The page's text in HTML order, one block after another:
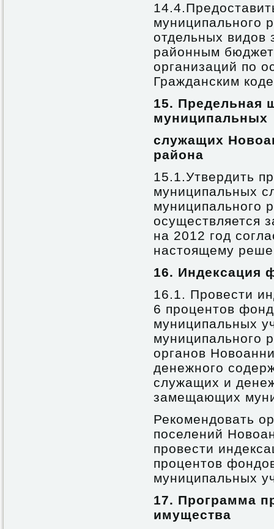
муниципального
отдельных видов
районным
организаций по
Гражданским
15. Предельная
муниципальных
служащих
района
15.1.Утвердить
муниципальных
муниципального
осуществляется
на 2012 год
настоящему
16. Индексация
16.1. Провести
6 процентов
муниципальных
муниципального
органов
денежного
служащих и
замещающих
Рекомендовать
поселений
провести
процентов
муниципальных
17. Программа
имущества